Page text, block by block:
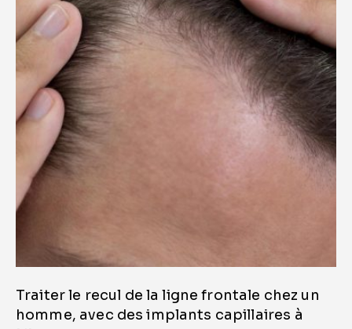
Greffe de cheveux pour femme à Nice, pour
une calvitie naissante